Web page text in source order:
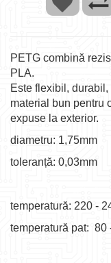
PETG combină
PLA.
Este flexibil,
material bun pentru
expuse la exterior.
diametru: 1,75mm
toleranță: 0,03mm
temperatură: 220 -
temperatură pat: 80